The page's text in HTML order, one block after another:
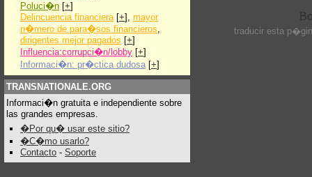
Poluci�n [+]
Delincuencia financiera[+], mayor
n�mero de para�sos financieros,
dirigentes mejor pagados [+]
Influencia:corrupci�n/lobby [+]
Informaci�n: pr�ctica dudosa [+]
TRANSNATIONALE.ORG
Informaci�n gratuita e independiente sobre
las grandes empresas.
�Por qu� usar este sitio?
�C�mo usarlo?
Contacto - Soporte
traducir esta